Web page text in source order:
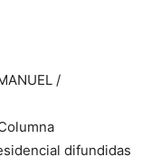
/
difundidas